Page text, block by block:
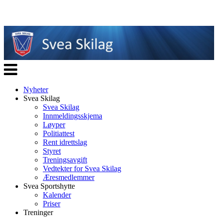
Veksle
navigasjon
Nyheter
Svea Skilag
Svea Skilag
Innmeldingsskjema
Løyper
Politiattest
Rent idrettslag
Styret
Treningsavgift
Vedtekter for Svea Skilag
Æresmedlemmer
Svea Sportshytte
Kalender
Priser
Treninger